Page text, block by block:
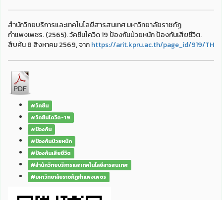
สำนักวิทยบริการและเทคโนโลยีสารสนเทศ มหาวิทยาลัยราชภัฏ
กำแพงเพชร. (2565). วัคซีนโควิด 19 ป้องกันป่วยหนัก ป้องกันเสียชีวิต.
สืบค้น 8 สิงหาคม 2569, จากhttps://arit.kpru.ac.th/page_id/919/TH
#วัคซีน
#วัคซีนโควิด-19
#ป้องกัน
#ป้องกันป่วยหนัก
#ป้องกันเสียชีวิต
#สำนักวิทยบริการและเทคโนโลยีสารสนเทศ
#มหาวิทยาลัยราชภัฏกำแพงเพชร